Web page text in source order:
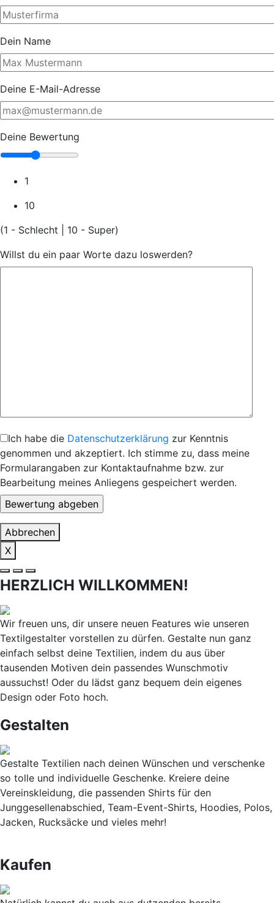
Dein Name
Deine E-Mail-Adresse
Deine Bewertung
1
10
(1 - Schlecht | 10 - Super)
Willst du ein paar Worte dazu loswerden?
Ich habe die Datenschutzerklärung zur Kenntnis
genommen und akzeptiert. Ich stimme zu, dass meine
Formularangaben zur Kontaktaufnahme bzw. zur
Bearbeitung meines Anliegens gespeichert werden.
Abbrechen
X
HERZLICH WILLKOMMEN!
Wir freuen uns, dir unsere neuen Features wie unseren
Textilgestalter vorstellen zu dürfen. Gestalte nun ganz
einfach selbst deine Textilien, indem du aus über
tausenden Motiven dein passendes Wunschmotiv
aussuchst! Oder du lädst ganz bequem dein eigenes
Design oder Foto hoch.
Gestalten
Gestalte Textilien nach deinen Wünschen und verschenke
so tolle und individuelle Geschenke. Kreiere deine
Vereinskleidung, die passenden Shirts für den
Junggesellenabschied, Team-Event-Shirts, Hoodies, Polos,
Jacken, Rucksäcke und vieles mehr!
Kaufen